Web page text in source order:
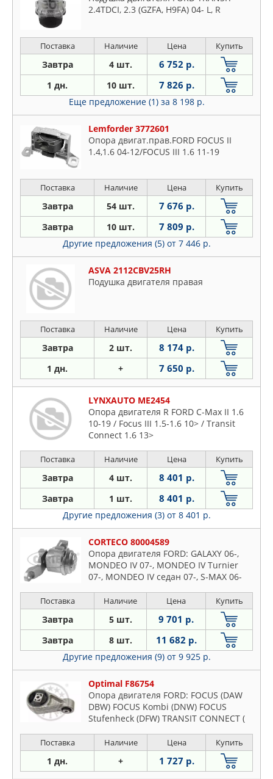
2.4TDCI, 2.3 (GZFA, H9FA) 04- L, R
Поставка Наличие Цена Купить
Завтра 4 шт. 6 752 р.
1 дн. 10 шт. 7 826 р.
Еще предложение (1) за 8 198 р.
Lemforder 3772601
Опора двигат.прав.FORD FOCUS II
1.4,1.6 04-12/FOCUS III 1.6 11-19
Поставка Наличие Цена Купить
Завтра 54 шт. 7 676 р.
Завтра 10 шт. 7 809 р.
Другие предложения (5) от 7 446 р.
ASVA 2112CBV25RH
Подушка двигателя правая
Поставка Наличие Цена Купить
Завтра 2 шт. 8 174 р.
1 дн. + 7 650 р.
LYNXAUTO ME2454
Опора двигателя R FORD C-Max II 1.6
10-19 / Focus III 1.5-1.6 10> / Transit
Connect 1.6 13>
Поставка Наличие Цена Купить
Завтра 4 шт. 8 401 р.
Завтра 1 шт. 8 401 р.
Другие предложения (3) от 8 401 р.
CORTECO 80004589
Опора двигателя FORD: GALAXY 06-,
MONDEO IV 07-, MONDEO IV Turnier
07-, MONDEO IV седан 07-, S-MAX 06-
Поставка Наличие Цена Купить
Завтра 5 шт. 9 701 р.
Завтра 8 шт. 11 682 р.
Другие предложения (9) от 9 925 р.
Optimal F86754
Опора двигателя FORD: FOCUS (DAW
DBW) FOCUS Kombi (DNW) FOCUS
Stufenheck (DFW) TRANSIT CONNECT (
Поставка Наличие Цена Купить
1 дн. + 1 727 р.